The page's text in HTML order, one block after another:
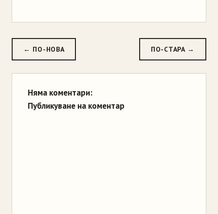
← ПО-НОВА ПО-СТАРА →
Няма коментари:
Публикуване на коментар